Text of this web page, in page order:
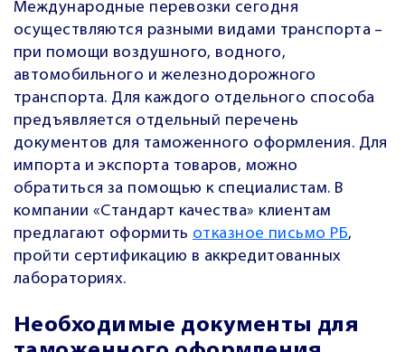
Международные перевозки сегодня
осуществляются разными видами транспорта –
при помощи воздушного, водного,
автомобильного и железнодорожного
транспорта. Для каждого отдельного способа
предъявляется отдельный перечень
документов для таможенного оформления. Для
импорта и экспорта товаров, можно
обратиться за помощью к специалистам. В
компании «Стандарт качества» клиентам
предлагают оформить отказное письмо РБ,
пройти сертификацию в аккредитованных
лабораториях.
Необходимые документы для